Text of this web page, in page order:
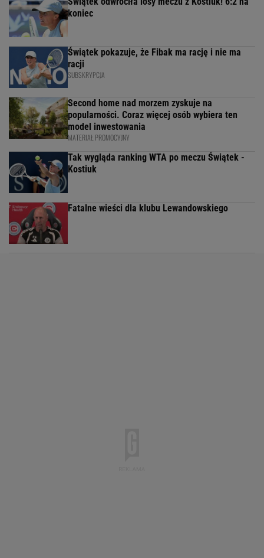
koniec
Świątek pokazuje, że Fibak ma rację i nie ma
racji
SUBSKRYPCJA
Second home nad morzem zyskuje na
popularności. Coraz więcej osób wybiera ten
model inwestowania
MATERIAŁ PROMOCYJNY
Tak wygląda ranking WTA po meczu Świątek -
Kostiuk
Fatalne wieści dla klubu Lewandowskiego